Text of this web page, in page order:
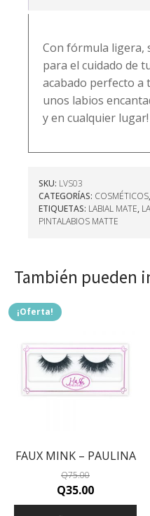
Con fórmula ligera,
para el cuidado de
acabado perfecto a
unos labios
y en cualquier lugar!
SKU: LVS03
CATEGORÍAS: COSMÉTICOS,
ETIQUETAS: LABIAL MATE,
PINTALABIOS MATTE
También pueden
¡Oferta!
FAUX MINK – PAULINA
Q75.00
Original
price
Q35.00Current
price